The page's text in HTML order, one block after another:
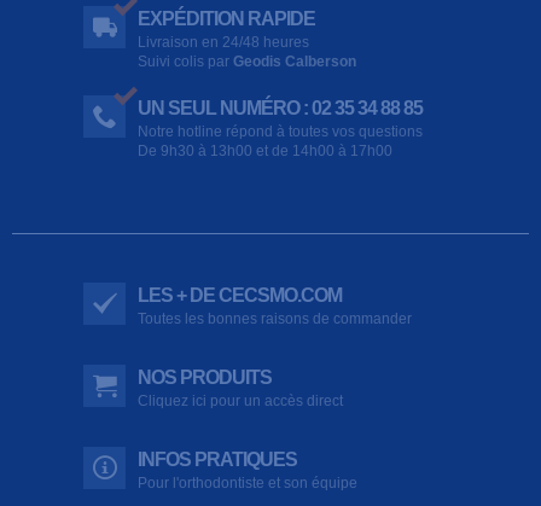
EXPÉDITION RAPIDE
Livraison en 24/48 heures
Suivi colis par Geodis Calberson
UN SEUL NUMÉRO : 02 35 34 88 85
Notre hotline répond à toutes vos questions
De 9h30 à 13h00 et de 14h00 à 17h00
LES + DE CECSMO.COM
Toutes les bonnes raisons de commander
NOS PRODUITS
Cliquez ici pour un accès direct
INFOS PRATIQUES
Pour l'orthodontiste et son équipe